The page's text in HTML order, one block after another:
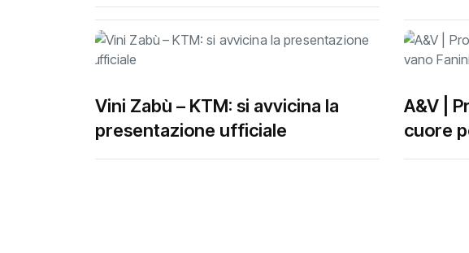
Vini Zabù – KTM: si avvicina la
presentazione ufficiale
A&V |
cuore